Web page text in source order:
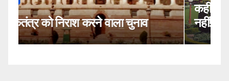
कहीं यह सीजेआई के खिलाफ साजिश तो
नहीं!